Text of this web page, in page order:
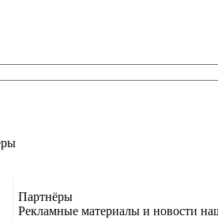
Партнёры
Рекламные материалы и новости